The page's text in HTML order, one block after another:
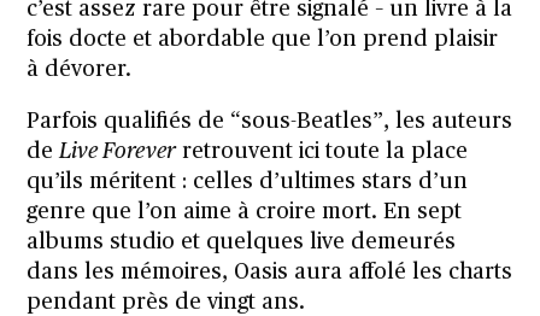
c’est assez rare pour être signalé – un livre à la
fois docte et abordable que l’on prend plaisir
à dévorer.
Parfois qualifiés de “sous-Beatles”, les auteurs
deLive Foreverretrouvent ici toute la place
qu’ils méritent : celles d’ultimes stars d’un
genre que l’on aime à croire mort. En sept
albums studio et quelques live demeurés
dans les mémoires, Oasis aura affolé les charts
pendant près de vingt ans.